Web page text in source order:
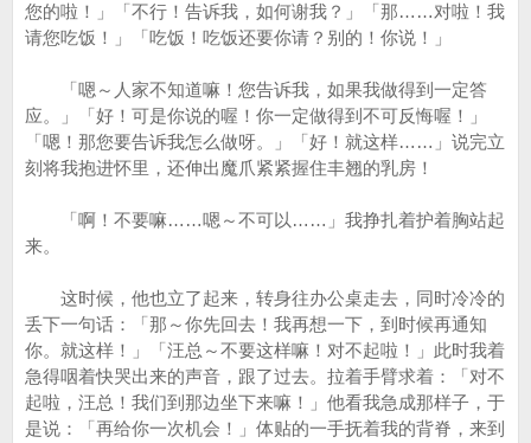
您的啦！」「不行！告诉我，如何谢我？」「那……对啦！我
请您吃饭！」「吃饭！吃饭还要你请？别的！你说！」
「嗯～人家不知道嘛！您告诉我，如果我做得到一定答
应。」「好！可是你说的喔！你一定做得到不可反悔喔！」
「嗯！那您要告诉我怎么做呀。」「好！就这样……」说完立
刻将我抱进怀里，还伸出魔爪紧紧握住丰翘的乳房！
「啊！不要嘛……嗯～不可以……」我挣扎着护着胸站起
来。
这时候，他也立了起来，转身往办公桌走去，同时冷冷的
丢下一句话：「那～你先回去！我再想一下，到时候再通知
你。就这样！」「汪总～不要这样嘛！对不起啦！」此时我着
急得咽着快哭出来的声音，跟了过去。拉着手臂求着：「对不
起啦，汪总！我们到那边坐下来嘛！」他看我急成那样子，于
是说：「再给你一次机会！」体贴的一手抚着我的背脊，来到